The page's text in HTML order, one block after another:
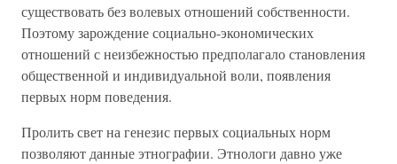
существовать без волевых отношений собственности.
Поэтому зарождение социально-экономических
отношений с неизбежностью предполагало становления
общественной и индивидуальной воли, появления
первых норм поведения.
Пролить свет на генезис первых социальных норм
позволяют данные этнографии. Этнологи давно уже